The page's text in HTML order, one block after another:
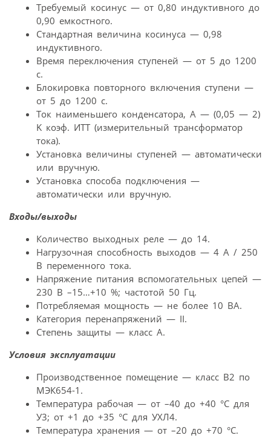
Требуемый косинус — от 0,80 индуктивного до
0,90 емкостного.
Стандартная величина косинуса — 0,98
индуктивного.
Время переключения ступеней — от 5 до 1200
с.
Блокировка повторного включения ступени —
от 5 до 1200 с.
Ток наименьшего конденсатора, А — (0,05 — 2)
K коэф. ИТТ (измерительный трансформатор
тока).
Установка величины ступеней — автоматически
или вручную.
Установка способа подключения —
автоматически или вручную.
Входы/выходы
Количество выходных реле — до 14.
Нагрузочная способность выходов — 4 А / 250
В переменного тока.
Напряжение питания вспомогательных цепей —
230 В –15…+10 %; частотой 50 Гц.
Потребляемая мощность — не более 10 ВА.
Категория перенапряжений — II.
Степень защиты — класс А.
Условия эксплуатации
Производственное помещение — класс В2 по
МЭК654-1.
Температура рабочая — от –40 до +40 °С для
У3; от +1 до +35 °С для УХЛ4.
Температура хранения — от –20 до +70 °С.